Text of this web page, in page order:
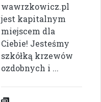
wawrzkowicz.pl
jest kapitalnym
miejscem dla
Ciebie! Jesteśmy
szkółką krzewów
ozdobnych i ...